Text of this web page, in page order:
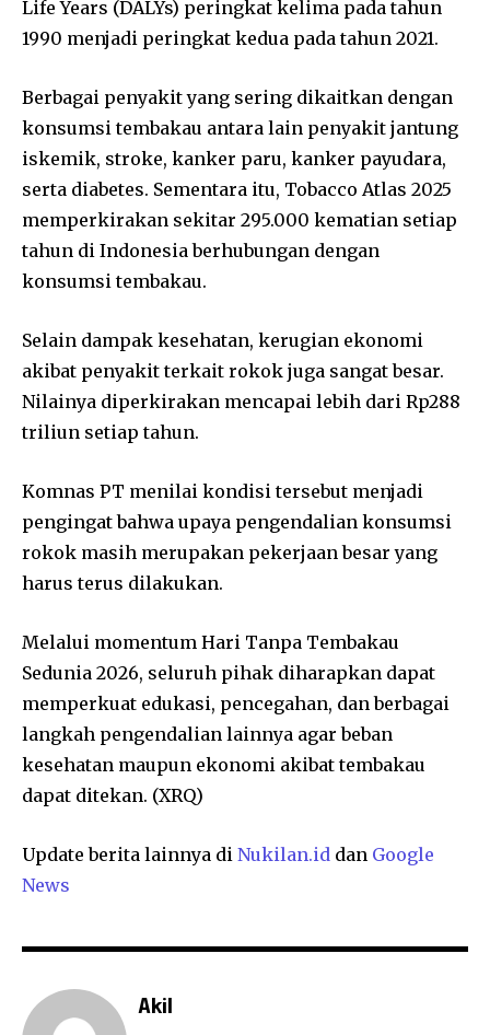
Life Years (DALYs) peringkat kelima pada tahun
1990 menjadi peringkat kedua pada tahun 2021.
Berbagai penyakit yang sering dikaitkan dengan
konsumsi tembakau antara lain penyakit jantung
iskemik, stroke, kanker paru, kanker payudara,
serta diabetes. Sementara itu, Tobacco Atlas 2025
memperkirakan sekitar 295.000 kematian setiap
tahun di Indonesia berhubungan dengan
konsumsi tembakau.
Selain dampak kesehatan, kerugian ekonomi
akibat penyakit terkait rokok juga sangat besar.
Nilainya diperkirakan mencapai lebih dari Rp288
triliun setiap tahun.
Komnas PT menilai kondisi tersebut menjadi
pengingat bahwa upaya pengendalian konsumsi
rokok masih merupakan pekerjaan besar yang
harus terus dilakukan.
Melalui momentum Hari Tanpa Tembakau
Sedunia 2026, seluruh pihak diharapkan dapat
memperkuat edukasi, pencegahan, dan berbagai
langkah pengendalian lainnya agar beban
kesehatan maupun ekonomi akibat tembakau
dapat ditekan. (XRQ)
Update berita lainnya di Nukilan.id dan Google
News
Akil